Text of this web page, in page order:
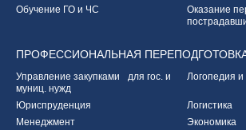
Обучение ГО и ЧС
Оказание
ПРОФЕССИОНАЛЬНАЯ
Управление закупками для гос. и
муниц. нужд
Логопедия и
Юриспруденция
Логистика
Менеджмент
Экономика